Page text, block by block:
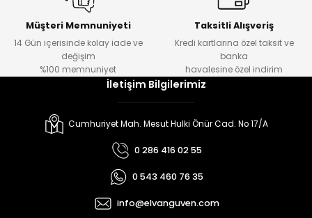
Müşteri Memnuniyeti
14 Gün içerisinde kolay iade ve
değişim
%100 memnuniyet
Taksitli Alışveriş
Kredi kartlarına özel taksit ve
banka
havalesine özel indirim
İletişim Bilgilerimiz
Cumhuriyet Mah. Mesut Hulki Önür Cad. No 17/A
0 286 416 02 55
0 543 460 76 35
info@elvanguven.com